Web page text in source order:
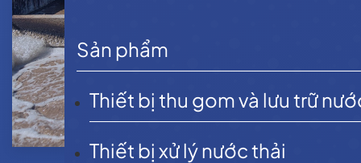
Sản phẩm
Thiết bị thu gom và lưu trữ
Thiết bị xử lý nước thải